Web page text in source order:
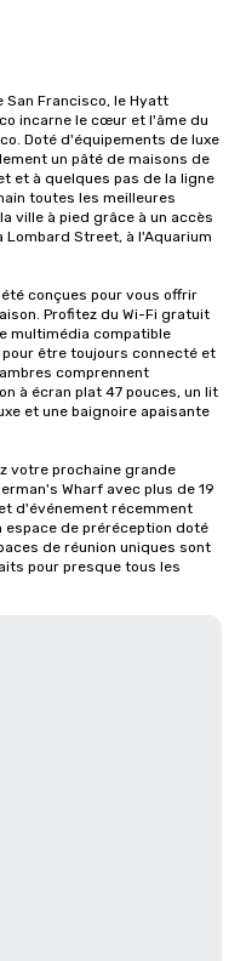
Francisco, le Hyatt
incarne le cœur et l'âme du
Doté d'équipements de luxe
un pâté de maisons de
et à quelques pas de la ligne
toutes les meilleures
ville à pied grâce à un accès
Lombard Street, à l'Aquarium
conçues pour vous offrir
Profitez du Wi-Fi gratuit
multimédia compatible
être toujours connecté et
comprennent
à écran plat 47 pouces, un lit
et une baignoire apaisante
votre prochaine grande
Wharf avec plus de 19
d'événement récemment
espace de préréception doté
de réunion uniques sont
pour presque tous les